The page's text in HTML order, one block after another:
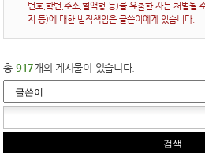
번호,학번,주소,혈액형 등)를 유출한 자는 처벌될
지 등)에 대한 법적책임은 글쓴이에게 있습니다.
총 917개의 게시물이 있습니다.